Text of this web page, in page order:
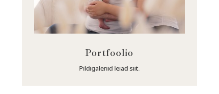
Portfoolio
Pildigaleriid leiad siit.